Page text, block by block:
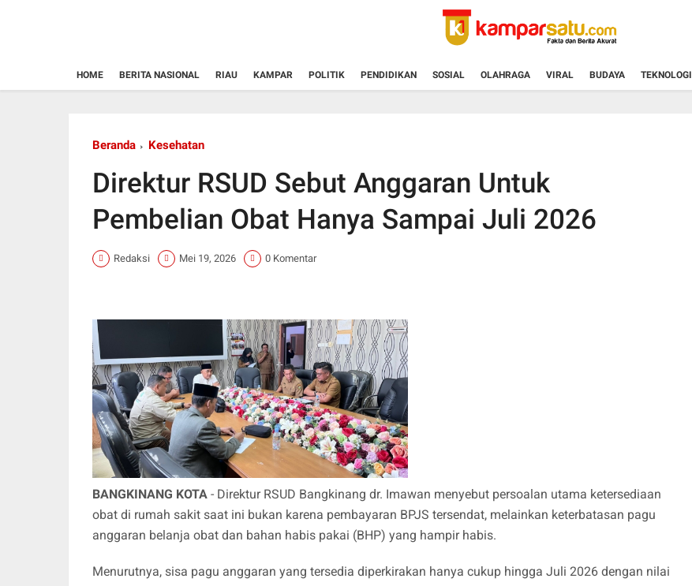
HOME BERITA NASIONAL RIAU KAMPAR POLITIK PENDIDIKAN SOSIAL OLAHRAGA VIRAL BUDAYA TEKNOLOGI
Beranda Kesehatan
Direktur RSUD Sebut Anggaran Untuk
Pembelian Obat Hanya Sampai Juli 2026
Redaksi Mei 19, 2026 0 Komentar
BANGKINANG KOTA - Direktur RSUD Bangkinang dr. Imawan menyebut persoalan utama ketersediaan
obat di rumah sakit saat ini bukan karena pembayaran BPJS tersendat, melainkan keterbatasan pagu
anggaran belanja obat dan bahan habis pakai (BHP) yang hampir habis.
Menurutnya, sisa pagu anggaran yang tersedia diperkirakan hanya cukup hingga Juli 2026 dengan nilai